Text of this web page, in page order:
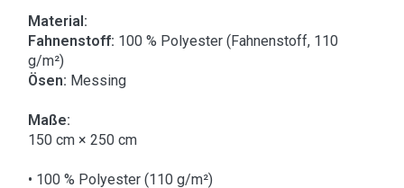
Material:
Fahnenstoff: 100 % Polyester (Fahnenstoff, 110
g/m²)
Ösen: Messing
Maße:
150 cm × 250 cm
• 100 % Polyester (110 g/m²)